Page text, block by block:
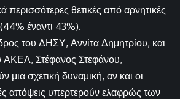
περισσότερες θετικές από αρνητικές
έναντι 43%).
του ΔΗΣΥ, Αννίτα Δημητρίου, και
ΑΚΕΛ, Στέφανος Στεφάνου,
μια σχετική δυναμική, αν και οι
απόψεις υπερτερούν ελαφρώς των